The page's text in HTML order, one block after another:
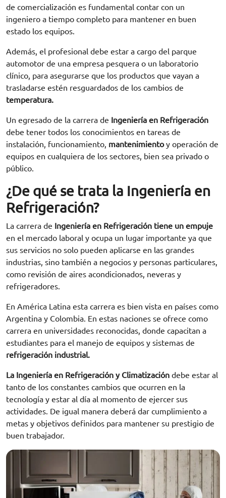
de comercialización es fundamental contar con un
ingeniero a tiempo completo para mantener en buen
estado los equipos.
Además, el profesional debe estar a cargo del parque
automotor de una empresa pesquera o un laboratorio
clínico, para asegurarse que los productos que vayan a
trasladarse estén resguardados de los cambios de
temperatura.
Un egresado de la carrera de Ingeniería en Refrigeración
debe tener todos los conocimientos en tareas de
instalación, funcionamiento, mantenimientoy operación de
equipos en cualquiera de los sectores, bien sea privado o
público.
¿De qué se trata la Ingeniería en
Refrigeración?
La carrera de Ingeniería en Refrigeración tiene un empuje
en el mercado laboral y ocupa un lugar importante ya que
sus servicios no solo pueden aplicarse en las grandes
industrias, sino también a negocios y personas particulares,
como revisión de aires acondicionados, neveras y
refrigeradores.
En América Latina esta carrera es bien vista en países como
Argentina y Colombia. En estas naciones se ofrece como
carrera en universidades reconocidas, donde capacitan a
estudiantes para el manejo de equipos y sistemas de
refrigeración industrial.
La Ingeniería en Refrigeración y Climatización debe estar al
tanto de los constantes cambios que ocurren en la
tecnología y estar al día al momento de ejercer sus
actividades. De igual manera deberá dar cumplimiento a
metas y objetivos definidos para mantener su prestigio de
buen trabajador.